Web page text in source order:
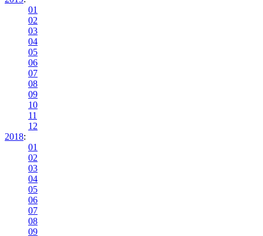
01
02
03
04
05
06
07
08
09
10
11
12
2018:
01
02
03
04
05
06
07
08
09